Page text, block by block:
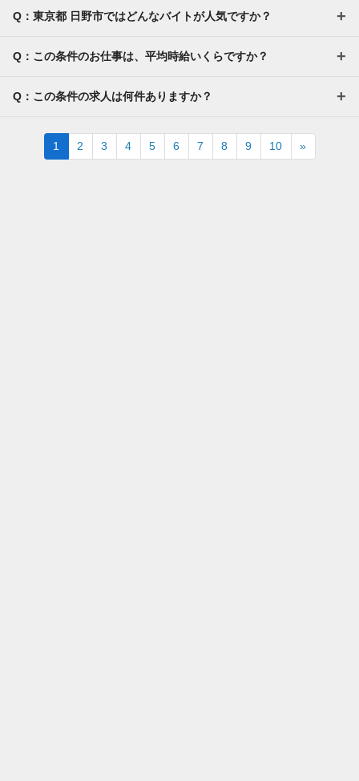
支出合計 ：5万円
Q：東京都 日野市ではどんなバイトが人気ですか？
Q：この条件のお仕事は、平均時給いくらですか？
Q：この条件の求人は何件ありますか？
1 2 3 4 5 6 7 8 9 10 »Next